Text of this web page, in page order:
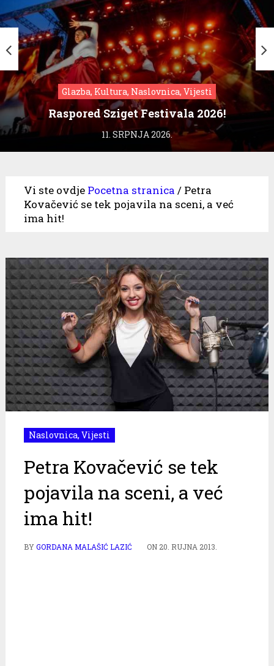
Glazba, Kultura, Naslovnica, Vijesti
Raspored Sziget Festivala 2026!
11. SRPNJA 2026.
Vi ste ovdje Pocetna stranica / Petra
Kovačević se tek pojavila na sceni, a već
ima hit!
Naslovnica, Vijesti
Petra Kovačević se tek
pojavila na sceni, a već
ima hit!
BYGORDANA MALAŠIĆ LAZIĆ ON 20. RUJNA 2013.